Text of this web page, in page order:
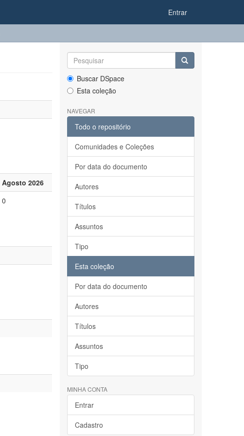
Entrar
Agosto 2026
0
Buscar DSpace
Esta coleção
NAVEGAR
Todo o repositório
Comunidades e Coleções
Por data do documento
Autores
Títulos
Assuntos
Tipo
Esta coleção
Por data do documento
Autores
Títulos
Assuntos
Tipo
MINHA CONTA
Entrar
Cadastro